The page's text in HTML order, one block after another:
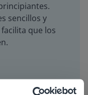
sencillos y
que los